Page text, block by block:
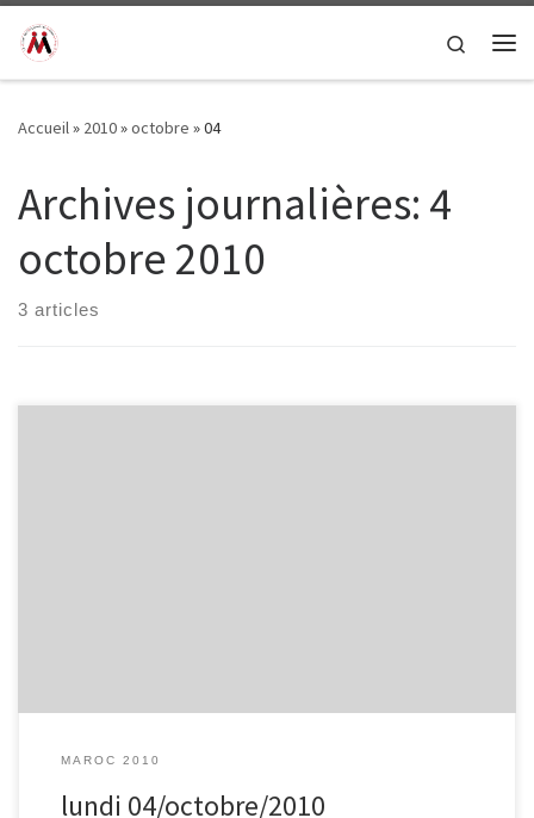
Passer au contenu
Search
Accueil» 2010»octobre »04
Archives journalières: 4
octobre 2010
3 articles
MAROC 2010
lundi 04/octobre/2010